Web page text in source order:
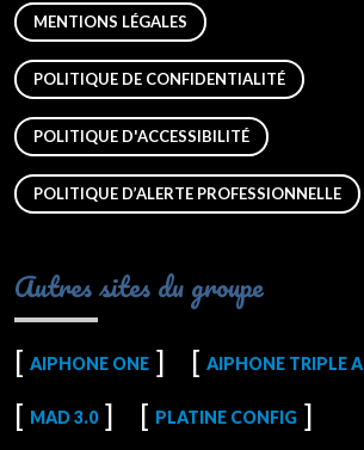
MENTIONS LÉGALES
POLITIQUE DE CONFIDENTIALITÉ
POLITIQUE D'ACCESSIBILITÉ
POLITIQUE D’ALERTE PROFESSIONNELLE
Autres sites du groupe
AIPHONE ONE AIPHONE TRIPLE A
MAD 3.0 PLATINE CONFIG